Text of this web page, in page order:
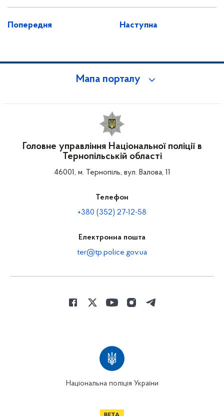
Попередня Наступна
Мапа порталу
Головне управління Національної поліції в
Тернопільській області
46001, м. Тернопіль, вул. Валова, 11
Телефон
+380 (352) 27-12-58
Електронна пошта
ter@tp.police.gov.ua
Національна поліція України